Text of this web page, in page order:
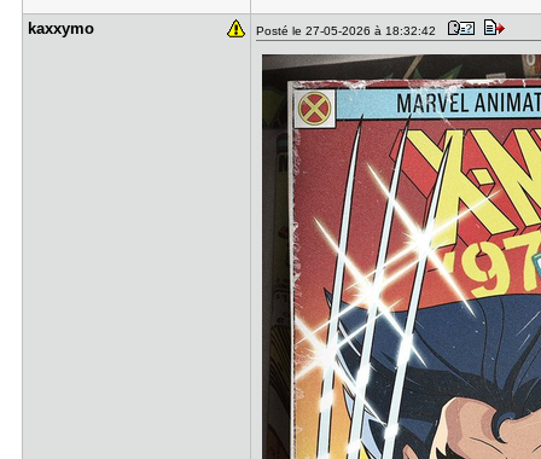
kaxxymo Posté le 27-05-2026 à 18:32:42